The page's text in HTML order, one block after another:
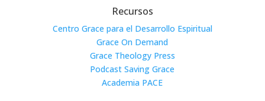
Recursos
Centro Grace para el Desarrollo Espiritual
Grace On Demand
Grace Theology Press
Podcast Saving Grace
Academia PACE